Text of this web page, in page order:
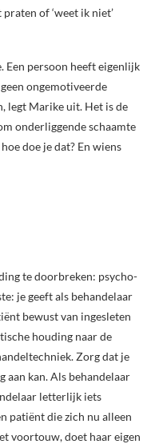
of ‘weet ik niet’
Een persoon heeft eigenlijk
ongemotiveerde
legt Marike uit. Het is de
onderliggende schaamte
doe je dat? En wiens
te doorbreken: psycho-
je geeft als behandelaar
bewust van ingesleten
houding naar de
Zorg dat je
aan kan. Als behandelaar
letterlijk iets
patiënt die zich nu alleen
voortouw, doet haar eigen